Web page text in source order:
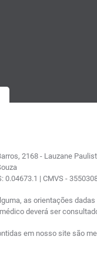
2168 - Lauzane
| CMVS -
as orientações
deverá ser
em nosso site são